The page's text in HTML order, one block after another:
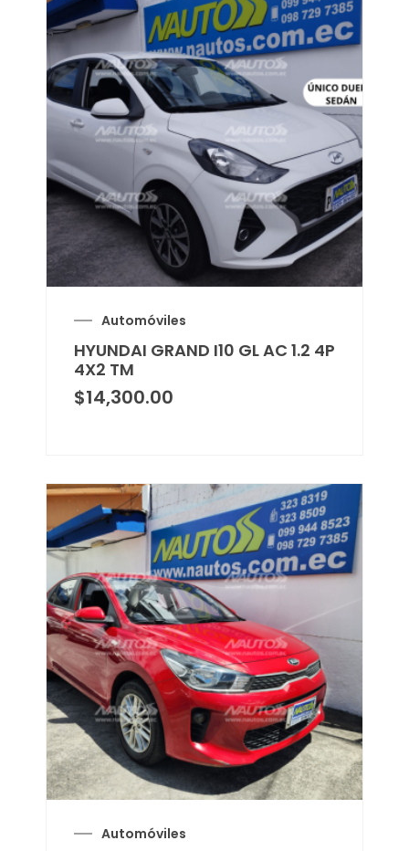
Automóviles
HYUNDAI GRAND I10 GL AC 1.2 4P
4X2 TM
$14,300.00
Automóviles